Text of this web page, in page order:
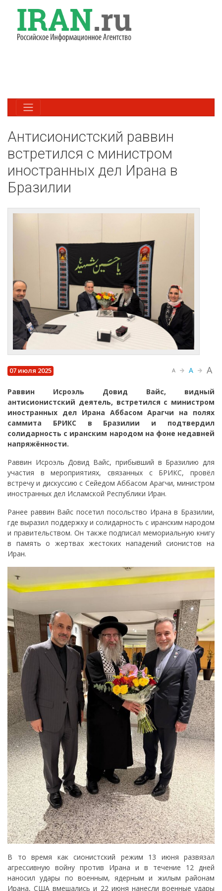
Антисионистский раввин
встретился с министром
иностранных дел Ирана в
Бразилии
07 июля 2025 A A A
Раввин Исроэль Довид Вайс, видный
антисионистский деятель, встретился с министром
иностранных дел Ирана Аббасом Арагчи на полях
саммита БРИКС в Бразилии и подтвердил
солидарность с иранским народом на фоне недавней
напряжённости.
Раввин Исроэль Довид Вайс, прибывший в Бразилию для
участия в мероприятиях, связанных с БРИКС, провёл
встречу и дискуссию с Сейедом Аббасом Арагчи, министром
иностранных дел Исламской Республики Иран.
Ранее раввин Вайс посетил посольство Ирана в Бразилии,
где выразил поддержку и солидарность с иранским народом
и правительством. Он также подписал мемориальную книгу
в память о жертвах жестоких нападений сионистов на
Иран.
В то время как сионистский режим 13 июня развязал
агрессивную войну против Ирана и в течение 12 дней
наносил удары по военным, ядерным и жилым районам
Ирана, США вмешались и 22 июня нанесли военные удары